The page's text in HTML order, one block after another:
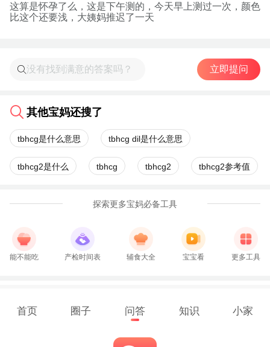
这算是怀孕了么，这是下午测的，今天早上测过一次，颜色
比这个还要浅，大姨妈推迟了一天
立即提问
其他宝妈还搜了
tbhcg是什么意思 tbhcg dil是什么意思
tbhcg2是什么 tbhcg tbhcg2 tbhcg2参考值
探索更多宝妈必备工具
能不能吃 产检时间表 辅食大全 宝宝看 更多工具
首页 圈子 问答 知识 小家